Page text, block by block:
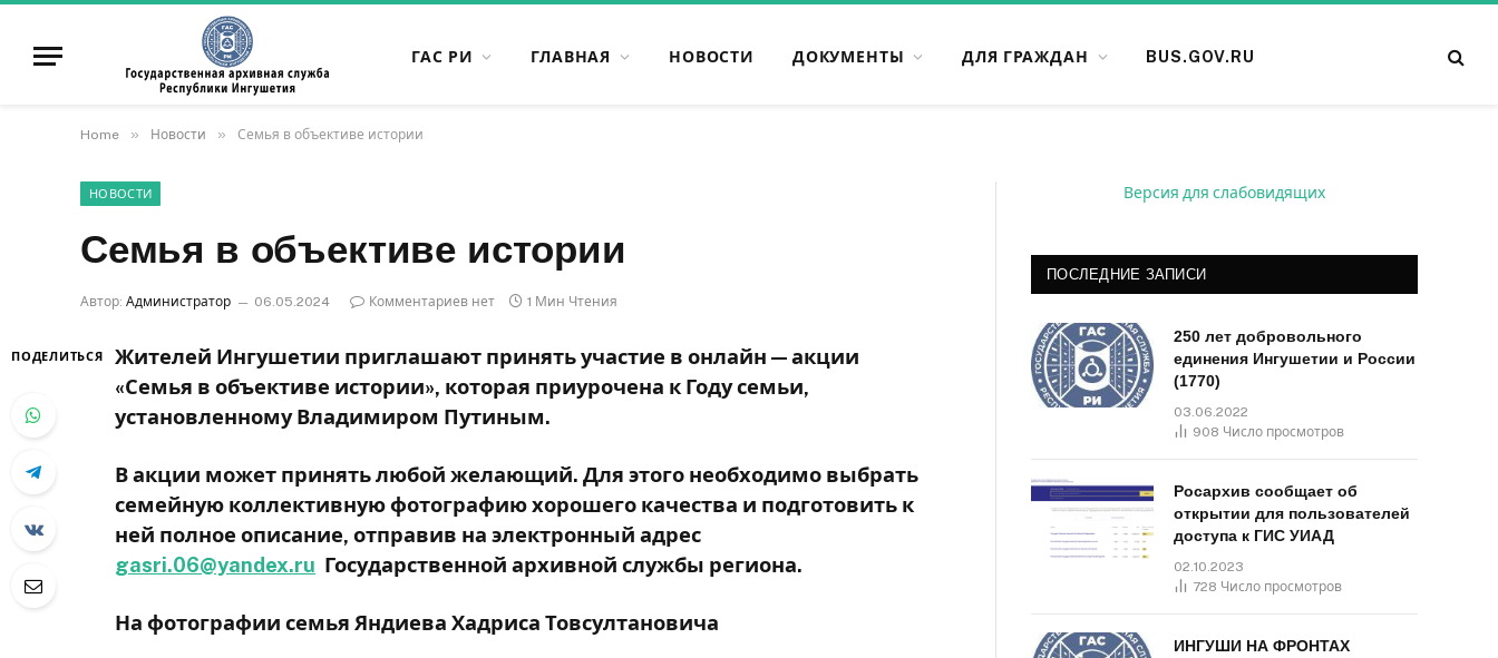
ГАС РИ ГЛАВНАЯ НОВОСТИ ДОКУМЕНТЫ ДЛЯ ГРАЖДАН BUS.GOV.RU
Home » Новости » Семья в объективе истории
НОВОСТИ
Семья в объективе истории
Автор: Администратор 06.05.2024 Комментариев нет 1 Мин Чтения
ПОДЕЛИТЬСЯ
Жителей Ингушетии приглашают принять участие в онлайн — акции
«Семья в объективе истории», которая приурочена к Году семьи,
установленному Владимиром Путиным.
В акции может принять любой желающий. Для этого необходимо выбрать
семейную коллективную фотографию хорошего качества и подготовить к
ней полное описание, отправив на электронный адрес
gasri.06@yandex.ru Государственной архивной службы региона.
На фотографии семья Яндиева Хадриса Товсултановича
Версия для слабовидящих
ПОСЛЕДНИЕ ЗАПИСИ
250 лет добровольного
единения Ингушетии и России
(1770)
03.06.2022
908 Число просмотров
Росархив сообщает об
открытии для пользователей
доступа к ГИС УИАД
02.10.2023
728 Число просмотров
ИНГУШИ НА ФРОНТАХ